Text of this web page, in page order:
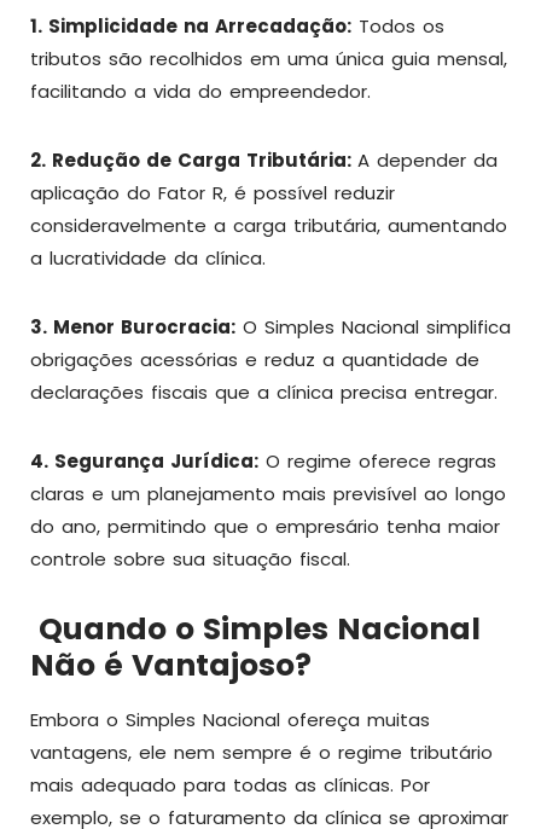
1. Simplicidade na Arrecadação: Todos os
tributos são recolhidos em uma única guia mensal,
facilitando a vida do empreendedor.
2. Redução de Carga Tributária: A depender da
aplicação do Fator R, é possível reduzir
consideravelmente a carga tributária, aumentando
a lucratividade da clínica.
3. Menor Burocracia: O Simples Nacional simplifica
obrigações acessórias e reduz a quantidade de
declarações fiscais que a clínica precisa entregar.
4. Segurança Jurídica: O regime oferece regras
claras e um planejamento mais previsível ao longo
do ano, permitindo que o empresário tenha maior
controle sobre sua situação fiscal.
Quando o Simples Nacional
Não é Vantajoso?
Embora o Simples Nacional ofereça muitas
vantagens, ele nem sempre é o regime tributário
mais adequado para todas as clínicas. Por
exemplo, se o faturamento da clínica se aproximar